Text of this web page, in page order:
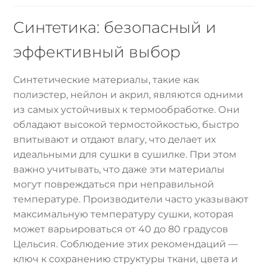
Синтетика: безопасный и
эффективный выбор
Синтетические материалы, такие как
полиэстер, нейлон и акрил, являются одними
из самых устойчивых к термообработке. Они
обладают высокой термостойкостью, быстро
впитывают и отдают влагу, что делает их
идеальными для сушки в сушилке. При этом
важно учитывать, что даже эти материалы
могут повреждаться при неправильной
температуре. Производители часто указывают
максимальную температуру сушки, которая
может варьироваться от 40 до 80 градусов
Цельсия. Соблюдение этих рекомендаций —
ключ к сохранению структуры ткани, цвета и